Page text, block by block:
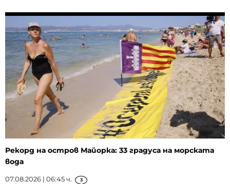
Рекорд на остров Майорка: 33 градуса на морската
вода
07.08.2026 | 06:45 ч. 3